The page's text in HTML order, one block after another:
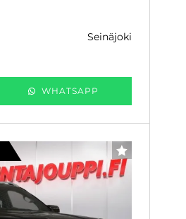
seinäjoki
WHATSAPP
SUOSIKKI